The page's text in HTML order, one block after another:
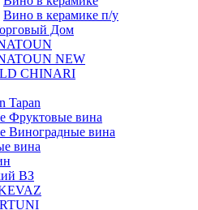
Вино в керамике п/у
Дом
NEW
CHINARI
Tapan
Фруктовые вина
Виноградные вина
вина
ВЗ